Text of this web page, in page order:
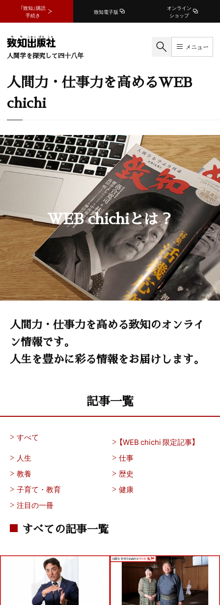
『致知』購読
手続き
致知電子版
オンライン
ショップ
人間学を探究して四十八年
メニュー
人間力・仕事力を高めるWEB
chichi
WEB chichiとは？
人間力・仕事力を高める致知のオンライ
ン情報です。
人生を豊かに彩る情報をお届けします。
記事一覧
すべて
【WEB chichi 限定記事】
人生
仕事
教養
歴史
子育て・教育
健康
注目の一冊
すべての記事一覧